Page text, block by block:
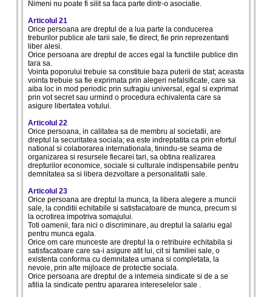
Nimeni nu poate fi silit sa faca parte dintr-o asociatie.
Articolul 21
Orice persoana are dreptul de a lua parte la conducerea
treburilor publice ale tarii sale, fie direct, fie prin reprezentanti
liber alesi.
Orice persoana are dreptul de acces egal la functiile publice din
tara sa.
Vointa poporului trebuie sa constituie baza puterii de stat; aceasta
vointa trebuie sa fie exprimata prin alegeri nefalsificate, care sa
aiba loc in mod periodic prin sufragiu universal, egal si exprimat
prin vot secret sau urmind o procedura echivalenta care sa
asigure libertatea votului.
Articolul 22
Orice persoana, in calitatea sa de membru al societatii, are
dreptul la securitatea sociala; ea este indreptatita ca prin efortul
national si colaborarea internationala, tinindu-se seama de
organizarea si resursele fiecarei tari, sa obtina realizarea
drepturilor economice, sociale si culturale indispensabile pentru
demnitatea sa si libera dezvoltare a personalitatii sale.
Articolul 23
Orice persoana are dreptul la munca, la libera alegere a muncii
sale, la conditii echitabile si satisfacatoare de munca, precum si
la ocrotirea impotriva somajului.
Toti oamenii, fara nici o discriminare, au dreptul la salariu egal
pentru munca egala.
Orice om care munceste are dreptul la o retribuire echitabila si
satisfacatoare care sa-i asigure atit lui, cit si familiei sale, o
existenta conforma cu demnitatea umana si completata, la
nevoie, prin alte mijloace de protectie sociala.
Orice persoana are dreptul de a intemeia sindicate si de a se
afilia la sindicate pentru apararea intereselelor sale .